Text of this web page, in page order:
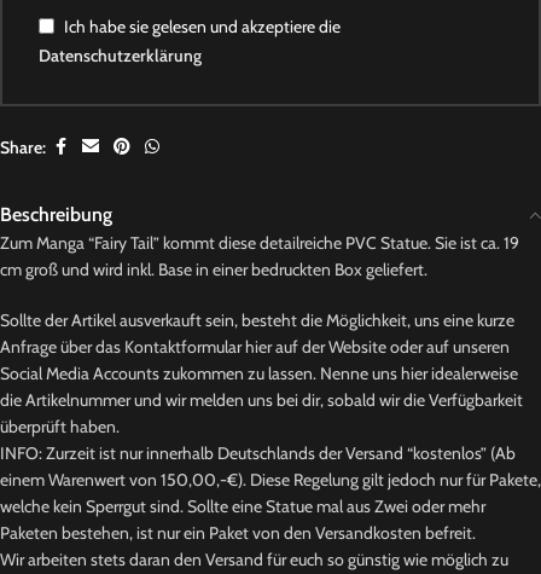
Ich habe sie gelesen und akzeptiere die
Datenschutzerklärung
Share:
Beschreibung
Zum Manga “Fairy Tail” kommt diese detailreiche PVC Statue. Sie ist ca. 19
cm groß und wird inkl. Base in einer bedruckten Box geliefert.
Sollte der Artikel ausverkauft sein, besteht die Möglichkeit, uns eine kurze
Anfrage über das Kontaktformular hier auf der Website oder auf unseren
Social Media Accounts zukommen zu lassen. Nenne uns hier idealerweise
die Artikelnummer und wir melden uns bei dir, sobald wir die Verfügbarkeit
überprüft haben.
INFO: Zurzeit ist nur innerhalb Deutschlands der Versand “kostenlos” (Ab
einem Warenwert von 150,00,-€). Diese Regelung gilt jedoch nur für Pakete,
welche kein Sperrgut sind. Sollte eine Statue mal aus Zwei oder mehr
Paketen bestehen, ist nur ein Paket von den Versandkosten befreit.
Wir arbeiten stets daran den Versand für euch so günstig wie möglich zu